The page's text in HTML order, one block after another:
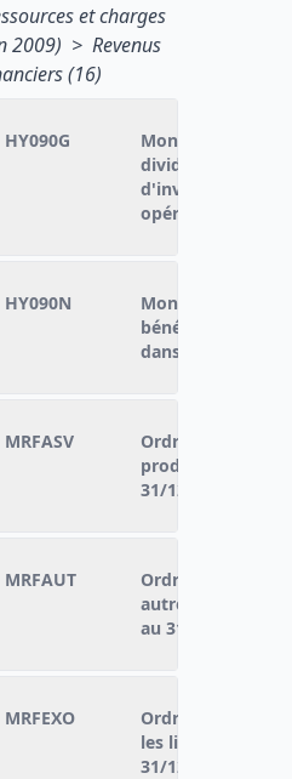
et charges
2009) > Revenus
(16)
HY090G
Montant annuel
dividendes,
opérations
HY090N
Montant annuel
bénéfices tirés
dans des
MRFASV
Ordre de
produits
31/12/2010
MRFAUT
Ordre de
autres
au 31/12/2010
MRFEXO
Ordre de
les livrets
31/12/2010